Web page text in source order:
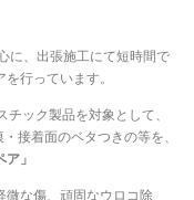
に、出張施工にて短時間で
行っています。
ック製品を対象として、
接着面のベタつきの等を、
」
な傷、頑固なウロコ除